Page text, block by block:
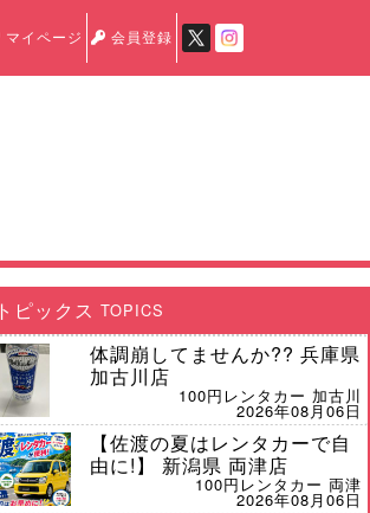
マイページ 会員登録
トピックス TOPICS
体調崩してませんか?? 兵庫県
加古川店
100円レンタカー 加古川
2026年08月06日
【佐渡の夏はレンタカーで自
由に!】 新潟県 両津店
100円レンタカー 両津
2026年08月06日